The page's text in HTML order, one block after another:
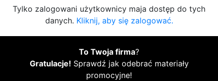
Tylko zalogowani użytkownicy maja dostęp do tych
danych. Kliknij, aby się zalogować.
To Twoja firma?
Gratulacje! Sprawdź jak odebrać materiały
promocyjne!